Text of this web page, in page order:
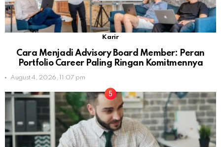
Karir
Cara Menjadi Advisory Board Member: Peran
Portfolio Career Paling Ringan Komitmennya
August 4, 2026, 11:07 pm